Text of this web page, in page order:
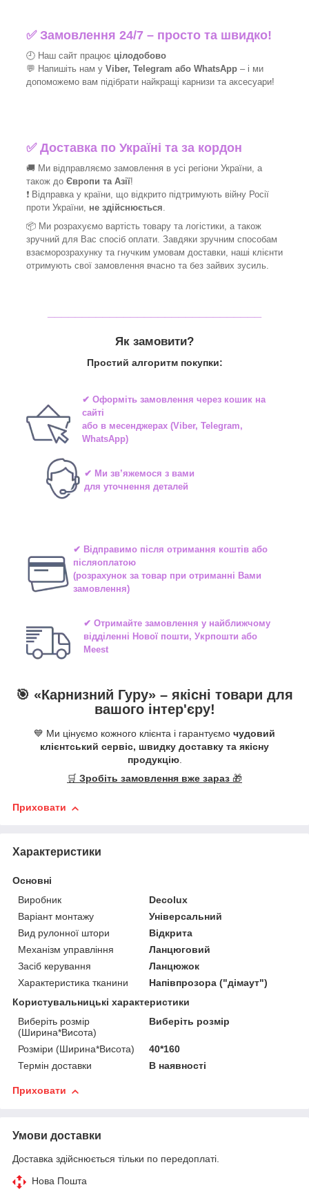
✅Замовлення 24/7 – просто та швидко!
🕘 Наш сайт працює цілодобово
💬 Напишіть нам у Viber, Telegram або WhatsApp – і ми
допоможемо вам підібрати найкращі карнизи та аксесуари!
✅Доставка по Україні та за кордон
🚚 Ми відправляємо замовлення в усі регіони України, а
також до Європи та Азії!
❗ Відправка у країни, що відкрито підтримують війну Росії
проти України, не здійснюється
📦 Ми розрахуємо вартість товару та логістики, а також
зручний для Вас спосіб оплати. Завдяки зручним способам
взаєморозрахунку та гнучким умовам доставки, наші клієнти
отримують свої замовлення вчасно та без зайвих зусиль.
Як замовити?
Простий алгоритм покупки:
✔ Оформіть замовлення через кошик на
сайті
або в месенджерах(Viber, Telegram,
WhatsApp)
✔ Ми зв’яжемося з вами
для уточнення деталей
✔ Відправимо після отримання коштів або
післяоплатою
(розрахунок за товар при отриманні Вами
замовлення)
✔ Отримайте замовлення у найближчому
відділенні Нової пошти, Укрпошти або
Meest
🎯 «Карнизний Гуру» – якісні товари для
вашого інтер'єру!
💙 Ми цінуємо кожного клієнта і гарантуємо чудовий
клієнтський сервіс, швидку доставку та якісну
продукцію.
🛒 Зробіть замовлення вже зараз 🎁
Приховати
Характеристики
Основні
Виробник
Decolux
Варіант монтажу
Універсальний
Вид рулонної штори
Відкрита
Механізм управління
Ланцюговий
Засіб керування
Ланцюжок
Характеристика тканини
Напівпрозора ("дімаут")
Користувальницькі характеристики
Виберіть розмір
(Ширина*Висота)
Виберіть розмір
Розміри (Ширина*Висота)
40*160
Термін доставки
В наявності
Приховати
Умови доставки
Доставка здійснюється тільки по передоплаті.
Нова Пошта